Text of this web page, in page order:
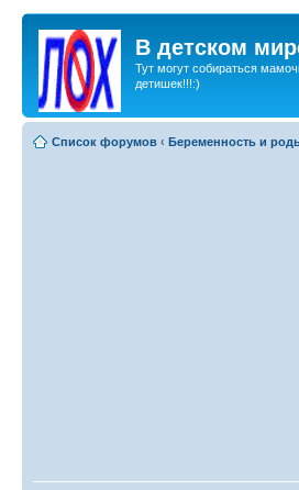
В детском
Тут могут собираться
детишек!!!:)
Список форумов ‹ Беременность и